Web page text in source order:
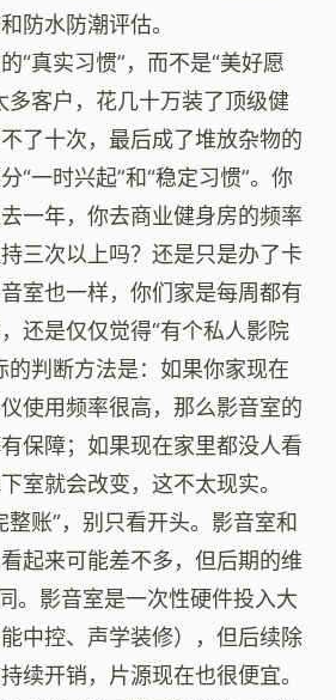
防水防潮评估。
“真实习惯”，而不是“美好愿
多客户，花几十万装了顶级健
了十次，最后成了堆放杂物的
“一时兴起”和“稳定习惯”。你
一年，你去商业健身房的频率
三次以上吗？还是只是办了卡
室也一样，你们家是每周都有
还是仅仅觉得“有个私人影院
的判断方法是：如果你家现在
使用频率很高，那么影音室的
保障；如果现在家里都没人看
室就会改变，这不太现实。
整账”，别只看开头。影音室和
起来可能差不多，但后期的维
。影音室是一次性硬件投入大
能中控、声学装修），但后续除
续开销，片源现在也很便宜。